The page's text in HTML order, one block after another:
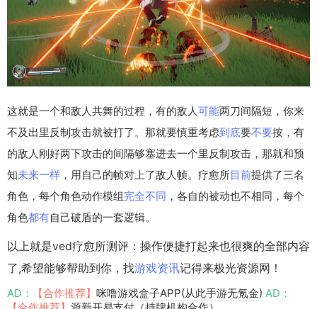
这就是一个和敌人共舞的过程，有的敌人可能两刀间隔短，你来
不及出里反制攻击就被打了。那就要慎重考虑到底要不要按，有
的敌人刚好两下攻击的间隔够塞进去一个里反制攻击，那就和预
知未来一样 ，用自己的帧对上了敌人帧。疗愈所目前提供了三名
角色，每个角色动作模组完全不同 ，各自的被动也不相同，每个
角色都有自己破盾的一套逻辑。
以上就是ved疗愈所测评：操作便捷打起来也很爽的全部内容
了,希望能够帮助到你，找游戏资讯记得来极光资源网！
AD： 【合作推荐】 咪噜游戏盒子APP(从此手游无氪金) AD：